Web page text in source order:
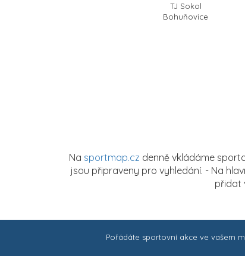
TJ Sokol
Bohuňovice
Na sportmap.cz denně vkládáme
jsou připraveny pro vyhledání. - Na
přidat
Pořádáte sportovní akce ve vašem